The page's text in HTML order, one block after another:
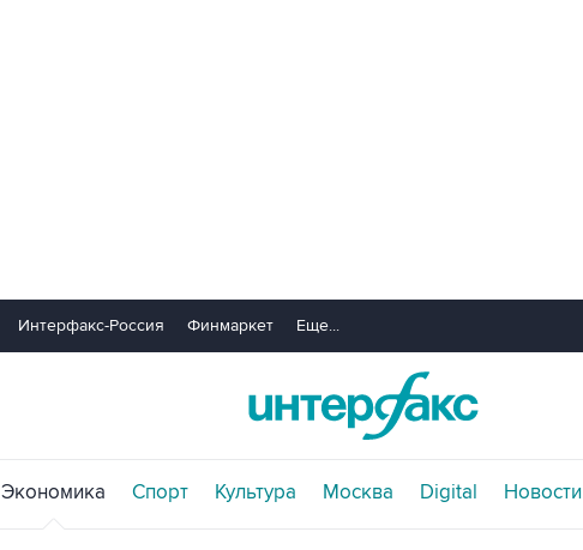
Интерфакс-Россия Финмаркет Еще...
Экономика Спорт Культура Москва Digital Новости